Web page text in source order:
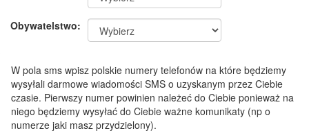
Obywatelstwo:
W pola sms wpisz polskie numery telefonów na które będziemy
wysyłali darmowe wiadomości SMS o uzyskanym przez Ciebie
czasie. Pierwszy numer powinien należeć do Ciebie ponieważ na
niego będziemy wysyłać do Ciebie ważne komunikaty (np o
numerze jaki masz przydzielony).